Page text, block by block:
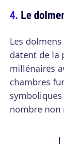
Le
Les
datent de la
millénaires
chambres
nombre non